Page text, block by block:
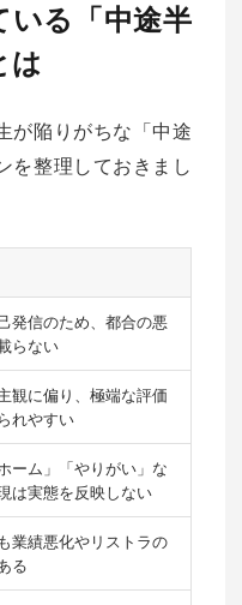
る「中途半
は
が陥りがちな「中途
を整理しておきまし
発信のため、都合の悪
らない
観に偏り、極端な評価
れやすい
ーム」「やりがい」な
は実態を反映しない
業績悪化やリストラの
る